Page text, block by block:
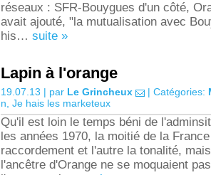
réseaux : SFR-Bouygues d'un côté,
avait ajouté, "la mutualisation avec
his… suite »
Lapin à l'orange
19.07.13 | par Le Grincheux | Catégories:
n Je hais les marketeux
Qu'il est loin le temps béni de
les années 1970, la moitié de la
raccordement et l'autre la tonalité,
l'ancêtre d'Orange ne se moquaient